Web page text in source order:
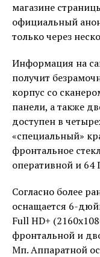
магазине
официальный
только через
Информация на
получит
корпус со
панели, а также
доступен в
«специальный»
фронтальное
оперативной и
Согласно более
оснащается 6-
Full HD+
фронтальной и
Мп. Аппаратной